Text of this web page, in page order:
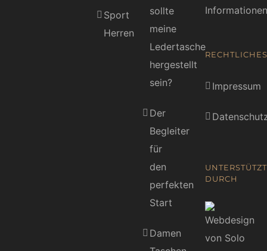
Sport
Herren
sollte
meine
Ledertasche
hergestellt
sein?
Der
Begleiter
für
den
perfekten
Start
Damen
Informationen
RECHTLICHES
Impressum
UNTERSTÜTZT
DURCH